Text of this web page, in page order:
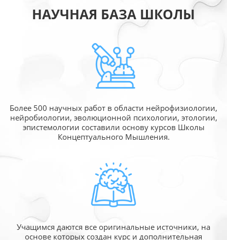
НАУЧНАЯ БАЗА ШКОЛЫ
Более 500 научных работ в области нейрофизиологии,
нейробиологии, эволюционной психологии, этологии,
эпистемологии составили основу курсов Школы
Концептуального Мышления.
Учащимся даются все оригинальные источники, на
основе которых создан курс и дополнительная